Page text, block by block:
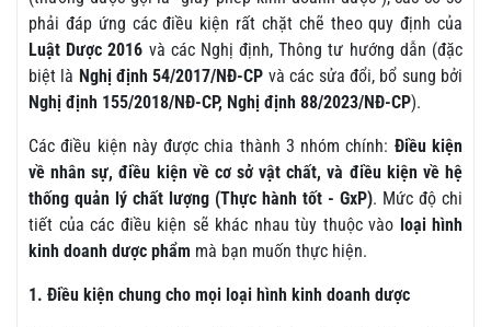
phải đáp ứng các điều kiện rất chặt chẽ theo quy định của
Luật Dược 2016 và các Nghị định, Thông tư hướng dẫn (đặc
biệt là Nghị định 54/2017/NĐ-CP và các sửa đổi, bổ sung bởi
Nghị định 155/2018/NĐ-CP, Nghị định 88/2023/NĐ-CP).
Các điều kiện này được chia thành 3 nhóm chính: Điều kiện
về nhân sự, điều kiện về cơ sở vật chất, và điều kiện về hệ
thống quản lý chất lượng (Thực hành tốt - GxP). Mức độ chi
tiết của các điều kiện sẽ khác nhau tùy thuộc vào loại hình
kinh doanh dược phẩm mà bạn muốn thực hiện.
1. Điều kiện chung cho mọi loại hình kinh doanh dược